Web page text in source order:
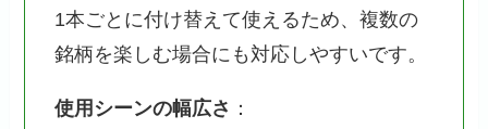
1本ごとに付け替えて使えるため、複数の
銘柄を楽しむ場合にも対応しやすいです。
使用シーンの幅広さ ：